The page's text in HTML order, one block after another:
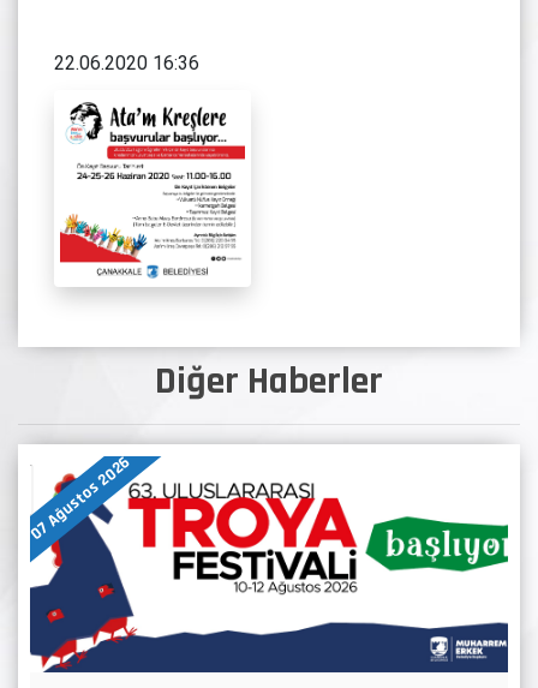
Diğer Haberler
07 Ağustos 2026
22.06.2020 16:36